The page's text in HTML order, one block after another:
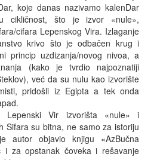
koje danas nazivamo kalenDar
cikličnost, što je izvor «nule»,
cifara Lepenskog Vira. Izlaganje
krivo što je odbačen krug i
princip uzdizanja/novog nivoa, a
(kako je tvrdio najpoznatiji
već da su nulu kao izvorište
pridošli iz Egipta a tek onda
Vir izvorišta «nule» i
Sifara su bitna, ne samo za istoriju
autor objavio knjigu «AzBučna
i za opstanak čoveka i rešavanje